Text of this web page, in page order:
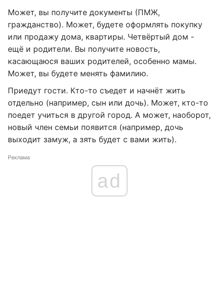
Может, вы получите документы (ПМЖ,
гражданство). Может, будете оформлять покупку
или продажу дома, квартиры. Четвёртый дом -
ещё и родители. Вы получите новость,
касающаюся ваших родителей, особенно мамы.
Может, вы будете менять фамилию.
Приедут гости. Кто-то съедет и начнёт жить
отдельно (например, сын или дочь). Может, кто-то
поедет учиться в другой город. А может, наоборот,
новый член семьи появится (например, дочь
выходит замуж, а зять будет с вами жить).
Реклама
ad